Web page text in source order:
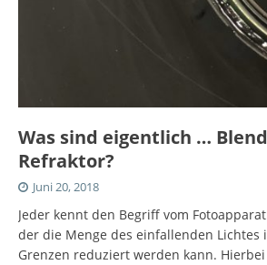
Was sind eigentlich …
Refraktor?
Juni 20, 2018
Jeder kennt den Begriff vom
der die Menge des einfallenden Lichtes
Grenzen reduziert werden kann.